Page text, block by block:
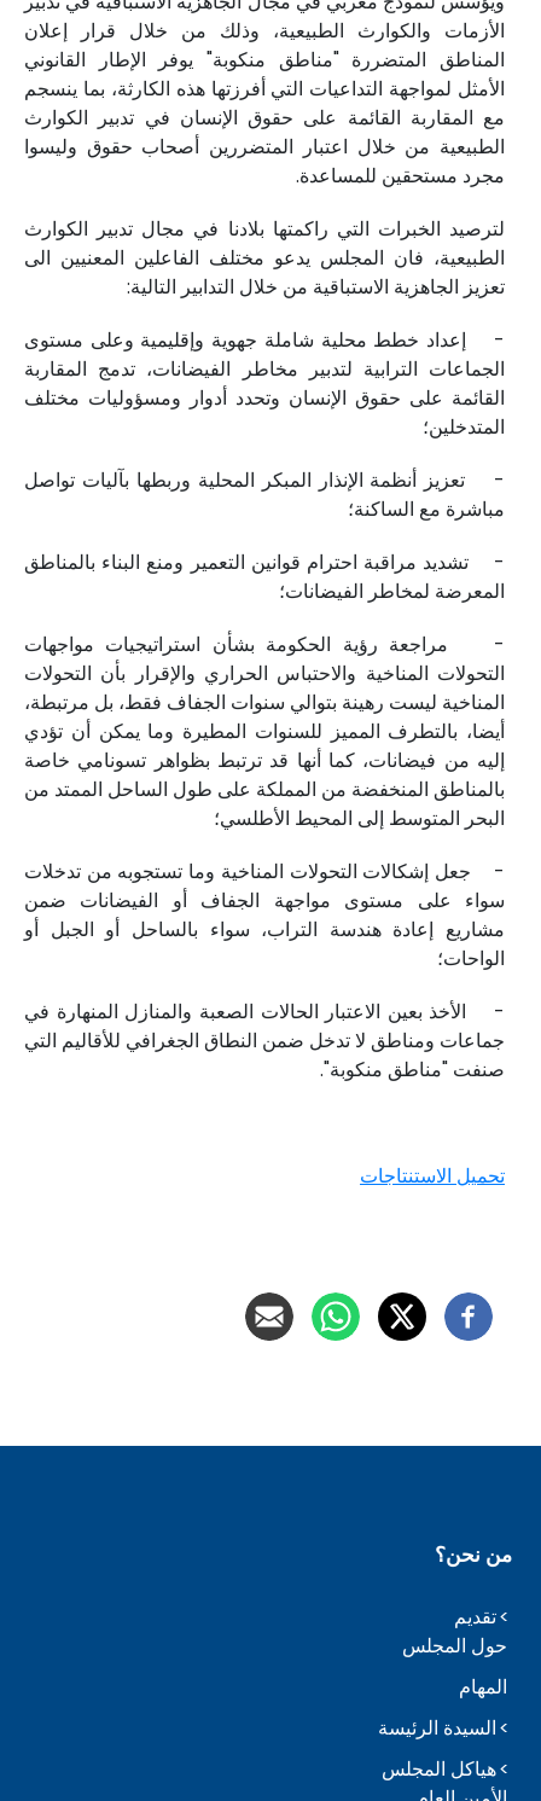
الأزمات والكوارث الطبيعية، وذلك من خلال قرار إعلان
المناطق المتضررة "مناطق منكوبة" يوفر الإطار القانوني
الأمثل لمواجهة التداعيات التي أفرزتها هذه الكارثة، بما ينسجم
مع المقاربة القائمة على حقوق الإنسان في تدبير الكوارث
الطبيعية من خلال اعتبار المتضررين أصحاب حقوق وليسوا
مجرد مستحقين للمساعدة.
لترصيد الخبرات التي راكمتها بلادنا في مجال تدبير الكوارث
الطبيعية، فان المجلس يدعو مختلف الفاعلين المعنيين الى
تعزيز الجاهزية الاستباقية من خلال التدابير التالية:
- إعداد خطط محلية شاملة جهوية وإقليمية وعلى مستوى
الجماعات الترابية لتدبير مخاطر الفيضانات، تدمج المقاربة
القائمة على حقوق الإنسان وتحدد أدوار ومسؤوليات مختلف
المتدخلين؛
- تعزيز أنظمة الإنذار المبكر المحلية وربطها بآليات تواصل
مباشرة مع الساكنة؛
- تشديد مراقبة احترام قوانين التعمير ومنع البناء بالمناطق
المعرضة لمخاطر الفيضانات؛
- مراجعة رؤية الحكومة بشأن استراتيجيات مواجهات
التحولات المناخية والاحتباس الحراري والإقرار بأن التحولات
المناخية ليست رهينة بتوالي سنوات الجفاف فقط، بل مرتبطة،
أيضا، بالتطرف المميز للسنوات المطيرة وما يمكن أن تؤدي
إليه من فيضانات، كما أنها قد ترتبط بظواهر تسونامي خاصة
بالمناطق المنخفضة من المملكة على طول الساحل الممتد من
البحر المتوسط إلى المحيط الأطلسي؛
- جعل إشكالات التحولات المناخية وما تستجوبه من تدخلات
سواء على مستوى مواجهة الجفاف أو الفيضانات ضمن
مشاريع إعادة هندسة التراب، سواء بالساحل أو الجبل أو
الواحات؛
- الأخذ بعين الاعتبار الحالات الصعبة والمنازل المنهارة في
جماعات ومناطق لا تدخل ضمن النطاق الجغرافي للأقاليم التي
صنفت "مناطق منكوبة".
تحميل الاستنتاجات
من نحن؟
تقديم
حول المجلس
المهام
السيدة الرئيسة
هياكل المجلس